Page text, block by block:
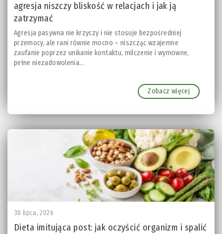
agresja niszczy bliskość w relacjach i jak ją
zatrzymać
Agresja pasywna nie krzyczy i nie stosuje bezpośredniej
przemocy, ale rani równie mocno – niszcząc wzajemne
zaufanie poprzez unikanie kontaktu, milczenie i wymowne,
pełne niezadowolenia...
Zobacz więcej
30 lipca, 2026
Dieta imitująca post: jak oczyścić organizm i spalić